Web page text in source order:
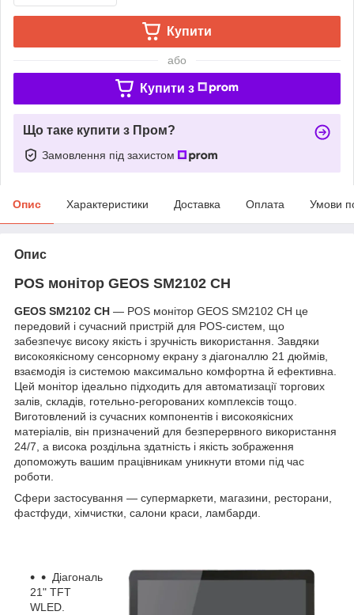
Купити
або
Купити з
Що таке купити з Пром?
Замовлення під захистом
Опис Характеристики Доставка Оплата Умови
Опис
POS монітор GEOS SM2102 CH
GEOS SM2102 CH — POS монітор GEOS SM2102 CH це
передовий і сучасний пристрій для POS-систем, що
забезпечує високу якість і зручність використання. Завдяки
високоякісному сенсорному екрану з діагоналлю 21 дюймів,
взаємодія із системою максимально комфортна й ефективна.
Цей монітор ідеально підходить для автоматизації торгових
залів, складів, готельно-регорованих комплексів тощо.
Виготовлений із сучасних компонентів і високоякісних
матеріалів, він призначений для безперервного використання
24/7, а висока роздільна здатність і якість зображення
допоможуть вашим працівникам уникнути втоми під час
роботи.
Сфери застосування — супермаркети, магазини, ресторани,
фастфуди, хімчистки, салони краси, ламбарди.
Діагональ
21" TFT
WLED.